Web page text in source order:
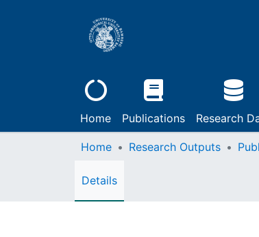
Home Publications Research
Home Research Outputs
Details